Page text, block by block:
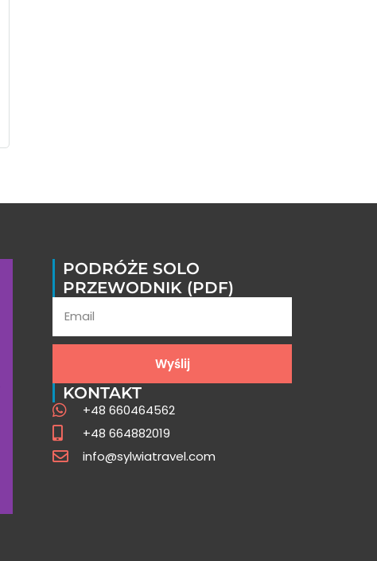
PODRÓŻE SOLO
PRZEWODNIK (PDF)
Wyślij
KONTAKT
+48 660464562
+48 664882019
info@sylwiatravel.com